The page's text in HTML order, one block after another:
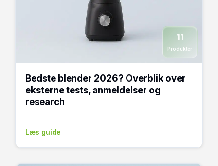
11
Produkter
Bedste blender 2026? Overblik over
eksterne tests, anmeldelser og
research
Læs guide